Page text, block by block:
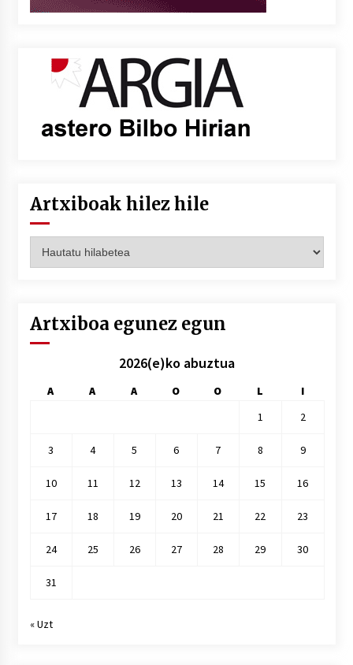
Artxiboak hilez hile
hilez
Artxiboa egunez egun
2026(e)ko abuztua
A A A O O L
I
1
2
3 4 5 6 7 8 9
10 11 12 13 14 15 16
17 18 19 20 21 22 23
24 25 26 27 28 29 30
31
« Uzt